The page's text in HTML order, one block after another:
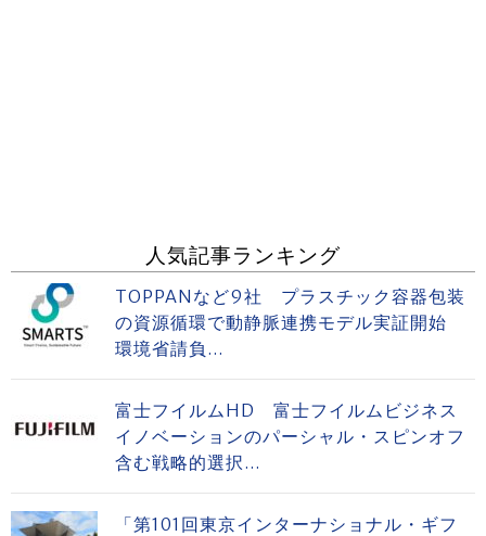
人気記事ランキング
TOPPANなど9社 プラスチック容器包装
の資源循環で動静脈連携モデル実証開始
環境省請負...
富士フイルムHD 富士フイルムビジネス
イノベーションのパーシャル・スピンオフ
含む戦略的選択...
「第101回東京インターナショナル・ギフ